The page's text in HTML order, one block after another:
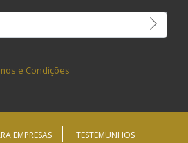
e Condições
EMPRESAS TESTEMUNHOS